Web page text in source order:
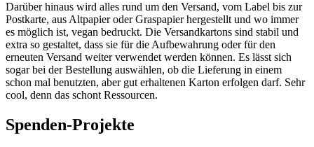
Darüber hinaus wird alles rund um den Versand, vom Label bis zur
Postkarte, aus Altpapier oder Graspapier hergestellt und wo immer
es möglich ist, vegan bedruckt. Die Versandkartons sind stabil und
extra so gestaltet, dass sie für die Aufbewahrung oder für den
erneuten Versand weiter verwendet werden können. Es lässt sich
sogar bei der Bestellung auswählen, ob die Lieferung in einem
schon mal benutzten, aber gut erhaltenen Karton erfolgen darf. Sehr
cool, denn das schont Ressourcen.
Spenden-Projekte